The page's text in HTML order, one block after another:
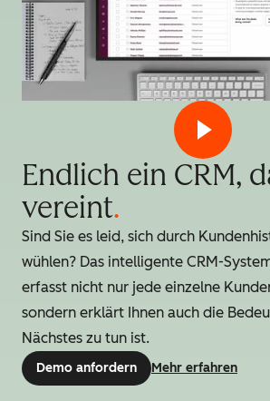
Endlich ein CRM,
vereint.
Sind Sie es leid, sich durch
wühlen? Das intelligente CRM-
erfasst nicht nur jede einzelne
sondern erklärt Ihnen auch die
Nächstes zu tun ist.
Demo anfordern Mehr erfahren